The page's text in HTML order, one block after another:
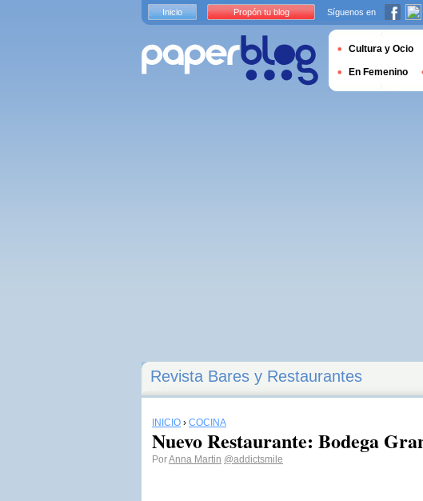
Revista Bares y Restaurantes
INICIO › COCINA
Nuevo Restaurante: Bodega
PorAnna Martin @addictsmile
Inicio Propón tu blog Síguenos en
Cultura y Ocio
En Femenino